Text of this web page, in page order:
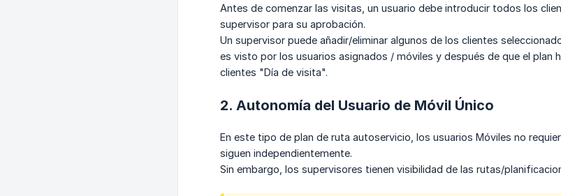
Antes de comenzar las visitas, un usuario debe introducir todos los
supervisor para su aprobación.
Un supervisor puede añadir/eliminar algunos de los clientes
es visto por los usuarios asignados / móviles y después de que el
clientes "Día de visita".
2. Autonomía del Usuario de Móvil Único
En este tipo de plan de ruta autoservicio, los usuarios Móviles no
siguen independientemente.
Sin embargo, los supervisores tienen visibilidad de las rutas/